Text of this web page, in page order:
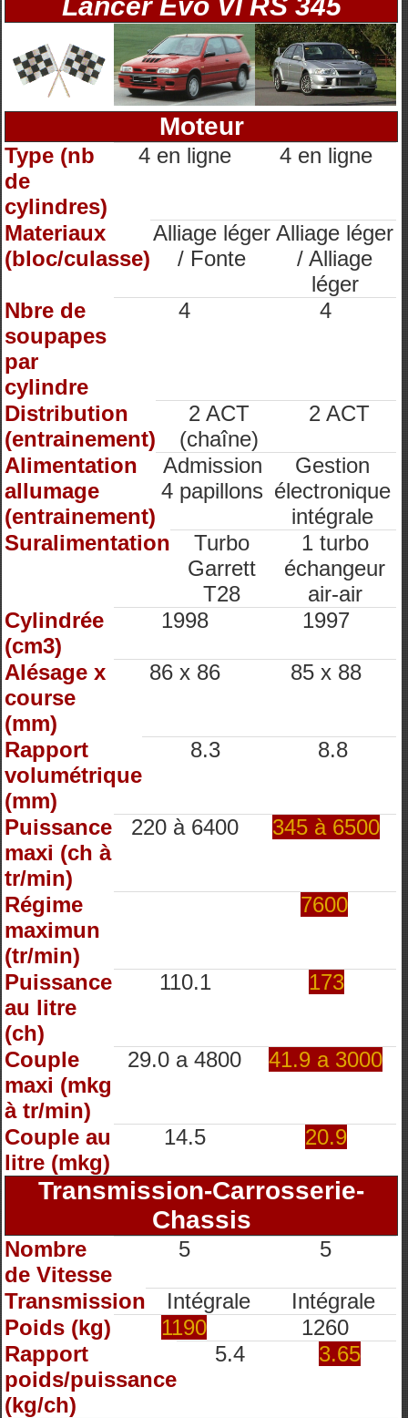
Moteur
Type (nb
de
cylindres)
4 en ligne 4 en ligne
Materiaux
(bloc/culasse)
Alliage léger
/ Fonte
Alliage léger
/ Alliage
léger
Nbre de
soupapes
par
cylindre
4 4
Distribution
(entrainement)
2 ACT
(chaîne)
2 ACT
Alimentation
allumage
(entrainement)
Admission
4 papillons
Gestion
électronique
intégrale
Suralimentation
Turbo
Garrett
T28
1 turbo
échangeur
air-air
Cylindrée
(cm3)
1998 1997
Alésage x
course
(mm)
86 x 86 85 x 88
Rapport
volumétrique
(mm)
8.3 8.8
Puissance
maxi (ch à
tr/min)
220 à 6400 345 à 6500
Régime
maximun
(tr/min)
7600
Puissance
au litre
(ch)
110.1 173
Couple
maxi (mkg
à tr/min)
29.0 a 4800 41.9 a 3000
Couple au
litre (mkg)
14.5 20.9
Transmission-Carrosserie-
Chassis
Nombre
de Vitesse
5 5
Transmission Intégrale
Intégrale
Poids (kg)
1190
1260
Rapport
poids/puissance
(kg/ch)
5.4 3.65